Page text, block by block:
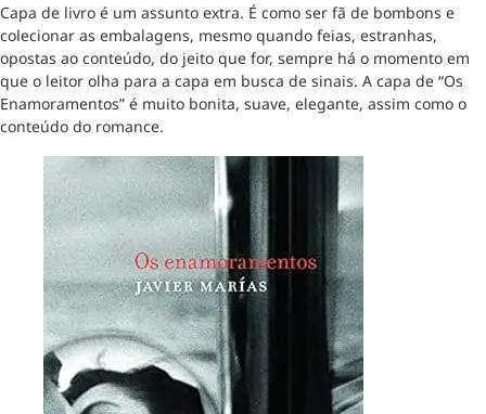
Capa de livro é um assunto extra. É como ser fã de bombons e
colecionar as embalagens, mesmo quando feias, estranhas,
opostas ao conteúdo, do jeito que for, sempre há o momento em
que o leitor olha para a capa em busca de sinais. A capa de “Os
Enamoramentos” é muito bonita, suave, elegante, assim como o
conteúdo do romance.